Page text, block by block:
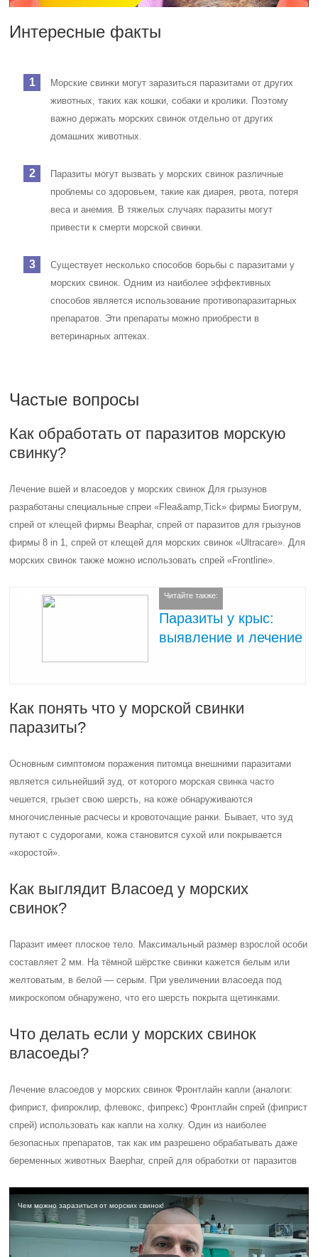
Интересные факты
Морские свинки могут заразиться паразитами от других
животных, таких как кошки, собаки и кролики. Поэтому
важно держать морских свинок отдельно от других
домашних животных.
Паразиты могут вызвать у морских свинок различные
проблемы со здоровьем, такие как диарея, рвота, потеря
веса и анемия. В тяжелых случаях паразиты могут
привести к смерти морской свинки.
Существует несколько способов борьбы с паразитами у
морских свинок. Одним из наиболее эффективных
способов является использование противопаразитарных
препаратов. Эти препараты можно приобрести в
ветеринарных аптеках.
Частые вопросы
Как обработать от паразитов морскую
свинку?
Лечение вшей и власоедов у морских свинок Для грызунов
разработаны специальные спреи «Flea&amp,Tick» фирмы Биогрум,
спрей от клещей фирмы Beaphar, спрей от паразитов для грызунов
фирмы 8 in 1, спрей от клещей для морских свинок «Ultracare». Для
морских свинок также можно использовать спрей «Frontline».
Читайте также:
Паразиты у крыс:
выявление и лечение
Как понять что у морской свинки
паразиты?
Основным симптомом поражения питомца внешними паразитами
является сильнейший зуд, от которого морская свинка часто
чешется, грызет свою шерсть, на коже обнаруживаются
многочисленные расчесы и кровоточащие ранки. Бывает, что зуд
путают с судорогами, кожа становится сухой или покрывается
«коростой».
Как выглядит Власоед у морских
свинок?
Паразит имеет плоское тело. Максимальный размер взрослой особи
составляет 2 мм. На тёмной шёрстке свинки кажется белым или
желтоватым, в белой — серым. При увеличении власоеда под
микроскопом обнаружено, что его шерсть покрыта щетинками.
Что делать если у морских свинок
власоеды?
Лечение власоедов у морских свинок Фронтлайн капли (аналоги:
фиприст, фипроклир, флевокс, фипрекс) Фронтлайн спрей (фиприст
спрей) использовать как капли на холку. Один из наиболее
безопасных препаратов, так как им разрешено обрабатывать даже
беременных животных Baephar, спрей для обработки от паразитов
Чем можно заразиться от морских свинок!